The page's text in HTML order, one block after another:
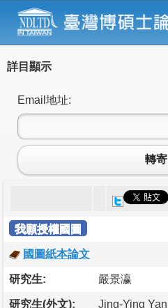
詳目顯示
Email地址:
轉寄
我願授權國圖
國圖紙本論文
研究生: 嚴景瀛
研究生(外文): Jing-Ying Yan